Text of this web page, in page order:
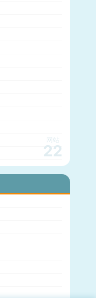
网站
22